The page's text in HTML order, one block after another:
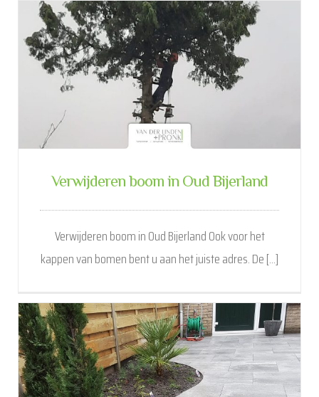
Verwijderen boom in Oud Bijerland
Verwijderen boom in Oud Bijerland Ook voor het
kappen van bomen bent u aan het juiste adres. De [...]